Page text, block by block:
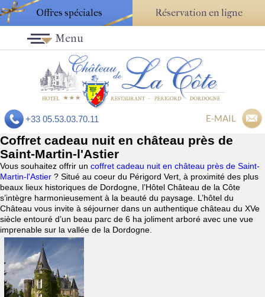
Offres spéciales Réservation en ligne
+33 05.53.03.70.11 E-MAIL
Menu
Coffret cadeau nuit en château près de
Saint-Martin-l'Astier
Vous souhaitez offrir un coffret cadeau nuit en château près de Saint-
Martin-l'Astier ? Situé au coeur du Périgord Vert, à proximité des plus
beaux lieux historiques de Dordogne, l’Hôtel Château de la Côte
s’intègre harmonieusement à la beauté du paysage. L’hôtel du
Château vous invite à séjourner dans un authentique château du XVe
siècle entouré d’un beau parc de 6 ha joliment arboré avec une vue
imprenable sur la vallée de la Dordogne.